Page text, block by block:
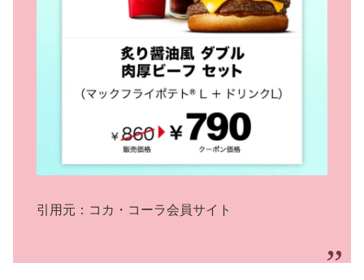
引用元：コカ・コーラ会員サイト